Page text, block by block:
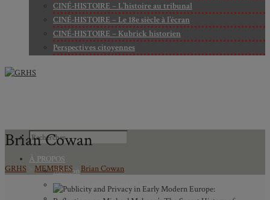
CINÉ-HISTOIRE – L’histoire au tribunal
CINÉ-HISTOIRE – Le 18e siècle à l’écran
CINÉ-HISTOIRE – Kubrick historien
Perspectives citoyennes
À PROPOS
Mission
Programmation scientifique
Brian Cowan
GRHS MEMBRES> Brian Cowan